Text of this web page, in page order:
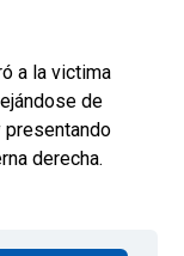
a la victima
de
derecha.